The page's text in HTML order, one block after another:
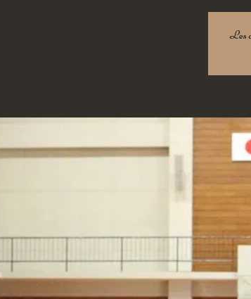
Les